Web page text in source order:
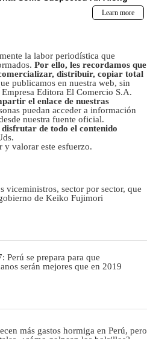
la labor periodística que
Por ello, les recordamos que
distribuir, copiar total
publicamos en nuestra web, sin
Editora El Comercio S.A.
el enlace de nuestras
puedan acceder a información
nuestra fuente oficial.
de todo el contenido
y valorar este esfuerzo.
viceministros, sector por sector, que
de Keiko Fujimori
Perú se prepara para que
serán mejores que en 2019
más gastos hormiga en Perú, pero